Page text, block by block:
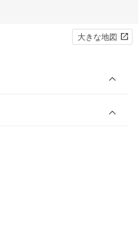
大きな地図